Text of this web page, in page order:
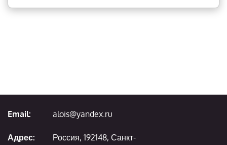
Email: alois@yandex.ru
Адрес:
Россия, 192148, Санкт-